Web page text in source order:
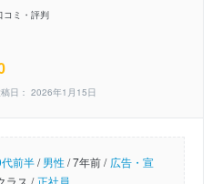
コミ・評判
日： 2026年1月15日
前半/男性/7年前 / 広告・宣
ラス / 正社員